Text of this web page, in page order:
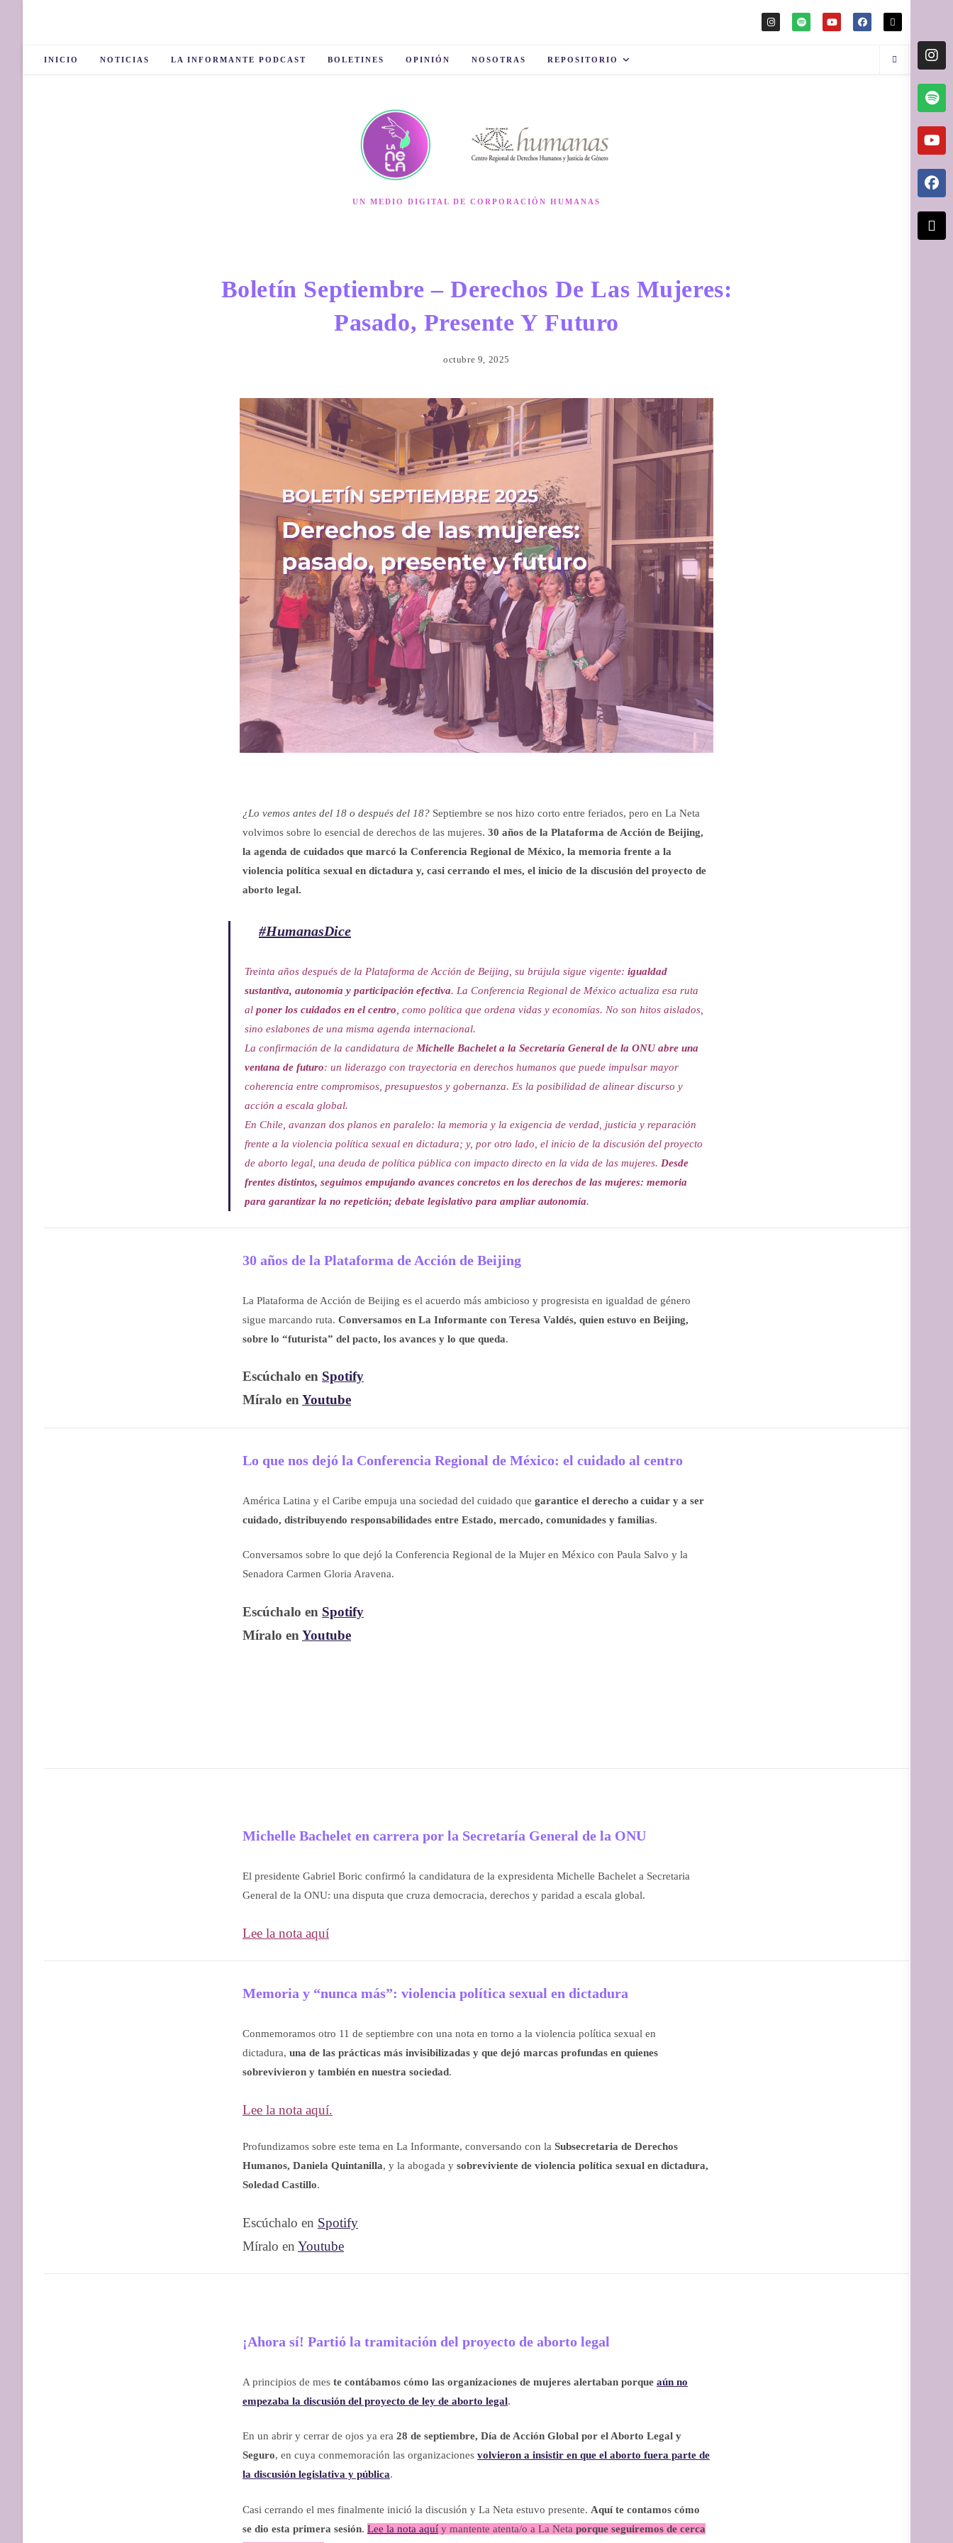
INICIO NOTICIAS LA INFORMANTE PODCAST BOLETINES OPINIÓN NOSOTRAS REPOSITORIO
UN MEDIO DIGITAL DE CORPORACIÓN HUMANAS
Boletín Septiembre – Derechos De Las Mujeres:
Pasado, Presente Y Futuro
octubre 9, 2025
¿Lo vemos antes del 18 o después del 18? Septiembre se nos hizo corto entre feriados, pero en La Neta
volvimos sobre lo esencial de derechos de las mujeres. 30 años de la Plataforma de Acción de Beijing,
la agenda de cuidados que marcó la Conferencia Regional de México, la memoria frente a la
violencia política sexual en dictadura y, casi cerrando el mes, el inicio de la discusión del proyecto de
aborto legal.
#HumanasDice
Treinta años después de la Plataforma de Acción de Beijing, su brújula sigue vigente: igualdad
sustantiva, autonomía y participación efectiva. La Conferencia Regional de México actualiza esa ruta
al poner los cuidados en el centro , como política que ordena vidas y economías. No son hitos aislados,
sino eslabones de una misma agenda internacional.
La confirmación de la candidatura de Michelle Bachelet a la Secretaría General de la ONU abre una
ventana de futuro: un liderazgo con trayectoria en derechos humanos que puede impulsar mayor
coherencia entre compromisos, presupuestos y gobernanza. Es la posibilidad de alinear discurso y
acción a escala global.
En Chile, avanzan dos planos en paralelo: la memoria y la exigencia de verdad, justicia y reparación
frente a la violencia política sexual en dictadura; y, por otro lado, el inicio de la discusión del proyecto
de aborto legal, una deuda de política pública con impacto directo en la vida de las mujeres. Desde
frentes distintos, seguimos empujando avances concretos en los derechos de las mujeres: memoria
para garantizar la no repetición; debate legislativo para ampliar autonomía.
30 años de la Plataforma de Acción de Beijing
La Plataforma de Acción de Beijing es el acuerdo más ambicioso y progresista en igualdad de género
sigue marcando ruta. Conversamos en La Informante con Teresa Valdés, quien estuvo en Beijing,
sobre lo “futurista” del pacto, los avances y lo que queda.
Escúchalo en Spotify
Míralo en Youtube
Lo que nos dejó la Conferencia Regional de México: el cuidado al centro
América Latina y el Caribe empuja una sociedad del cuidado que garantice el derecho a cuidar y a ser
cuidado, distribuyendo responsabilidades entre Estado, mercado, comunidades y familias.
Conversamos sobre lo que dejó la Conferencia Regional de la Mujer en México con Paula Salvo y la
Senadora Carmen Gloria Aravena.
Escúchalo en Spotify
Míralo en Youtube
Michelle Bachelet en carrera por la Secretaría General de la ONU
El presidente Gabriel Boric confirmó la candidatura de la expresidenta Michelle Bachelet a Secretaria
General de la ONU: una disputa que cruza democracia, derechos y paridad a escala global.
Lee la nota aquí
Memoria y “nunca más”: violencia política sexual en dictadura
Conmemoramos otro 11 de septiembre con una nota en torno a la violencia política sexual en
dictadura, una de las prácticas más invisibilizadas y que dejó marcas profundas en quienes
sobrevivieron y también en nuestra sociedad.
Lee la nota aquí.
Profundizamos sobre este tema en La Informante, conversando con la Subsecretaria de Derechos
Humanos, Daniela Quintanilla, y la abogada y sobreviviente de violencia política sexual en dictadura,
Soledad Castillo.
Escúchalo en Spotify
Míralo en Youtube
¡Ahora sí! Partió la tramitación del proyecto de aborto legal
A principios de mes te contábamos cómo las organizaciones de mujeres alertaban porque aún no
empezaba la discusión del proyecto de ley de aborto legal.
En un abrir y cerrar de ojos ya era 28 de septiembre, Día de Acción Global por el Aborto Legal y
Seguro, en cuya conmemoración las organizaciones volvieron a insistir en que el aborto fuera parte de
la discusión legislativa y pública.
Casi cerrando el mes finalmente inició la discusión y La Neta estuvo presente. Aquí te contamos cómo
se dio esta primera sesión. Lee la nota aquí y mantente atenta/o a La Neta porque seguiremos de cerca